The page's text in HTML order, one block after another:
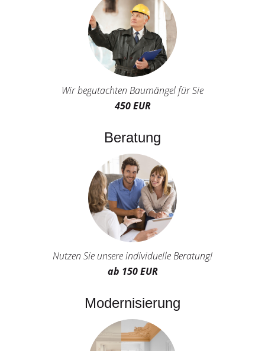
Wir begutachten Baumängel für Sie
450 EUR
Beratung
Nutzen Sie unsere individuelle Beratung!
ab 150 EUR
Modernisierung